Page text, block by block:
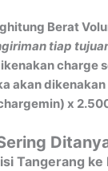
Berat
tiap
charge
akan
x
Tangerang ke